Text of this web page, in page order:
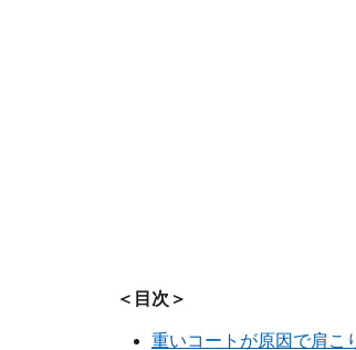
＜目次＞
重いコートが原因で肩こ